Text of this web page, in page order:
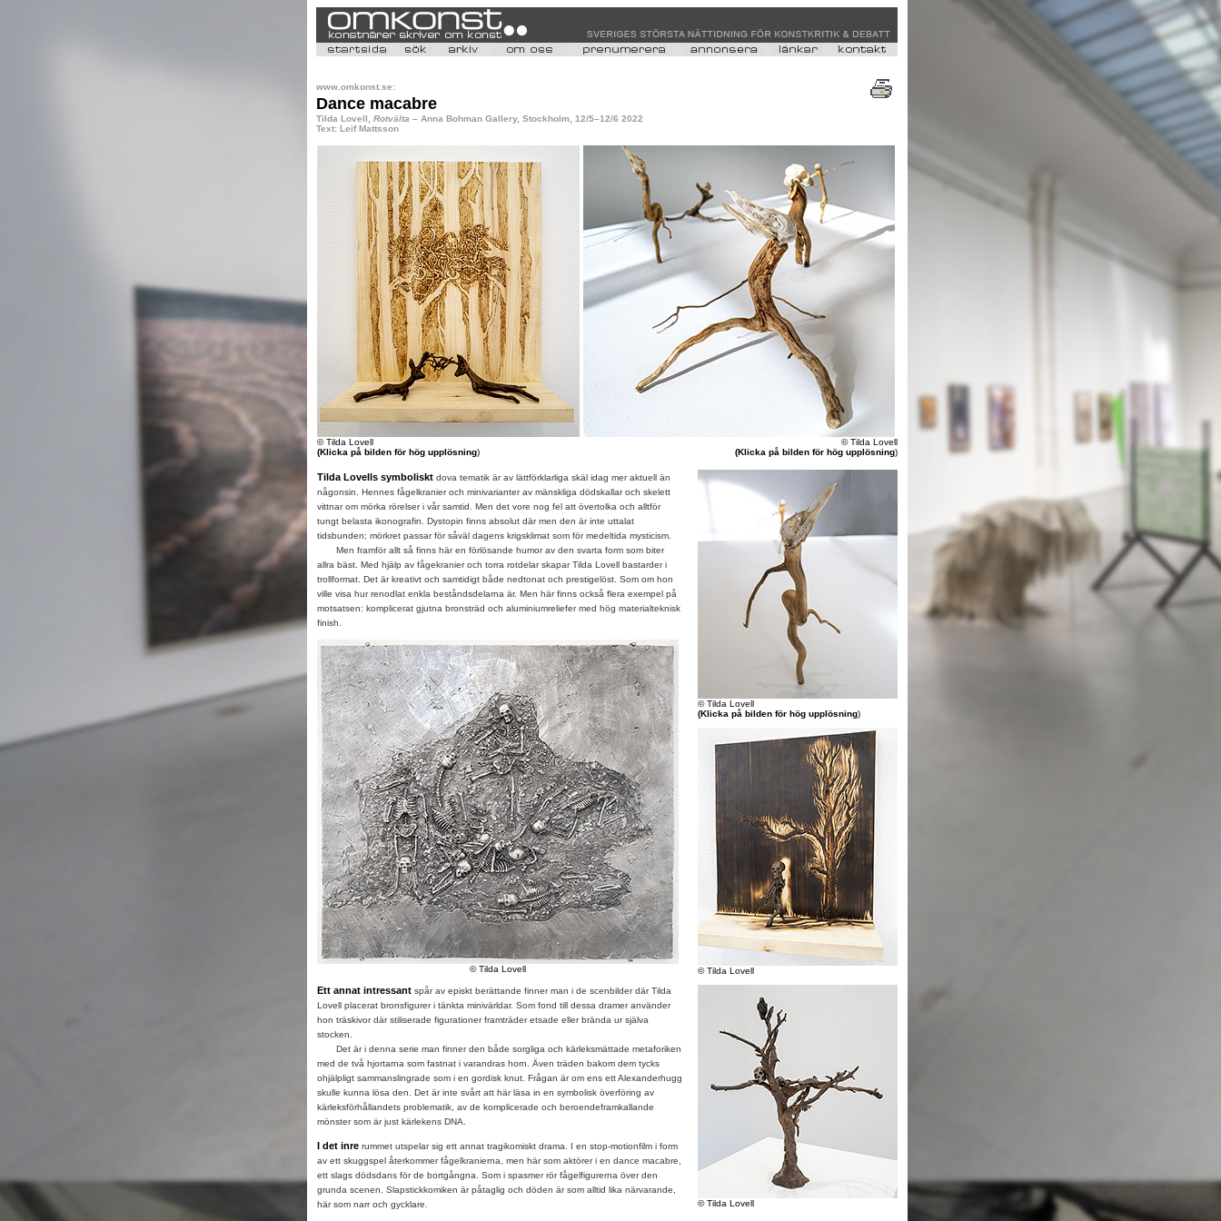
www.omkonst.se:
Dance macabre
Tilda Lovell, Rotvälta – Anna Bohman Gallery, Stockholm, 12/5–12/6 2022
Text: Leif Mattsson
© Tilda Lovell
(Klicka på bilden för hög upplösning)
© Tilda Lovell
(Klicka på bilden för hög upplösning)
Tilda Lovells symbolisktdova tematik är av lättförklarliga skäl idag mer aktuell än
någonsin. Hennes fågelkranier och minivarianter av mänskliga dödskallar och skelett
vittnar om mörka rörelser i vår samtid. Men det vore nog fel att övertolka och alltför
tungt belasta ikonografin. Dystopin finns absolut där men den är inte uttalat
tidsbunden; mörkret passar för såväl dagens krigsklimat som för medeltida mysticism.
Men framför allt så finns här en förlösande humor av den svarta form som biter
allra bäst. Med hjälp av fågekranier och torra rotdelar skapar Tilda Lovell bastarder i
trollformat. Det är kreativt och samtidigt både nedtonat och prestigelöst. Som om hon
ville visa hur renodlat enkla beståndsdelarna är. Men här finns också flera exempel på
motsatsen: komplicerat gjutna bronsträd och aluminiumreliefer med hög materialteknisk
finish.
© Tilda Lovell
Ett annat intressantspår av episkt berättande finner man i de scenbilder där Tilda
Lovell placerat bronsfigurer i tänkta minivärldar. Som fond till dessa dramer använder
hon träskivor där stiliserade figurationer framträder etsade eller brända ur själva
stocken.
Det är i denna serie man finner den både sorgliga och kärleksmättade metaforiken
med de två hjortarna som fastnat i varandras horn. Även träden bakom dem tycks
ohjälpligt sammanslingrade som i en gordisk knut. Frågan är om ens ett Alexanderhugg
skulle kunna lösa den. Det är inte svårt att här läsa in en symbolisk överföring av
kärleksförhållandets problematik, av de komplicerade och beroendeframkallande
mönster som är just kärlekens DNA.
I det inre rummet utspelar sig ett annat tragikomiskt drama. I en stop-motionfilm i form
av ett skuggspel återkommer fågelkranierna, men här som aktörer i en dance macabre,
ett slags dödsdans för de bortgångna. Som i spasmer rör fågelfigurerna över den
grunda scenen. Slapstickkomiken är påtaglig och döden är som alltid lika närvarande,
här som narr och gycklare.
© Tilda Lovell
(Klicka på bilden för hög upplösning)
© Tilda Lovell
© Tilda Lovell